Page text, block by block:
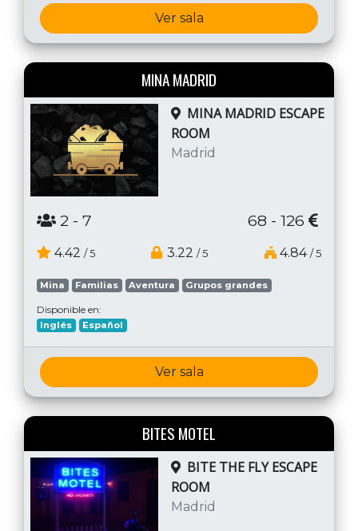
Ver sala
MINA MADRID
MINA MADRID ESCAPE
ROOM
Madrid
2 - 7 68 - 126
4.42 / 5 3.22 / 5 4.84 / 5
Mina Familias Aventura Grupos grandes
Disponible en:
Inglés Español
Ver sala
BITES MOTEL
BITE THE FLY ESCAPE
ROOM
Madrid